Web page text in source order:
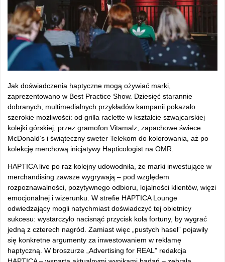
Jak doświadczenia haptyczne mogą ożywiać marki,
zaprezentowano w Best Practice Show. Dziesięć starannie
dobranych, multimedialnych przykładów kampanii pokazało
szerokie możliwości: od grilla raclette w kształcie szwajcarskiej
kolejki górskiej, przez gramofon Vitamalz, zapachowe świece
McDonald’s i świąteczny sweter Telekom do kolorowania, aż po
kolekcję merchową inicjatywy Hapticologist na OMR.
HAPTICA live po raz kolejny udowodniła, że marki inwestujące w
merchandising zawsze wygrywają – pod względem
rozpoznawalności, pozytywnego odbioru, lojalności klientów, więzi
emocjonalnej i wizerunku. W strefie HAPTICA Lounge
odwiedzający mogli natychmiast doświadczyć tej obietnicy
sukcesu: wystarczyło nacisnąć przycisk koła fortuny, by wygrać
jedną z czterech nagród. Zamiast więc „pustych haseł” pojawiły
się konkretne argumenty za inwestowaniem w reklamę
haptyczną. W broszurze „Advertising for REAL” redakcja